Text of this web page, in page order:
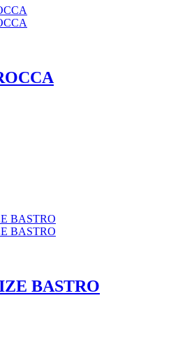
BASTRO